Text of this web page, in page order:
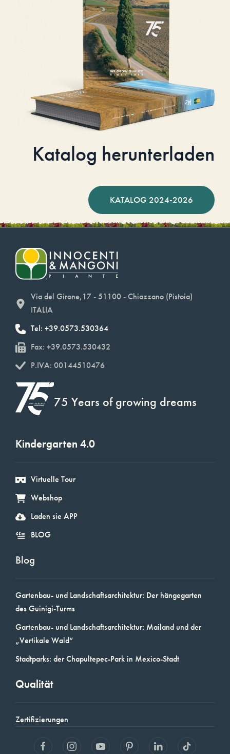
Katalog herunterladen
KATALOG 2024-2026
Via del Girone,17 - 51100 - Chiazzano (Pistoia)
ITALIA
Tel: +39.0573.530364
Fax: +39.0573.530432
P.IVA: 00144510476
75 Years of growing dreams
Kindergarten 4.0
Virtuelle Tour
Webshop
Laden sie APP
BLOG
Blog
Gartenbau- und Landschaftsarchitektur: Der hängegarten
des Guinigi-Turms
Gartenbau- und Landschaftsarchitektur: Mailand und der
„Vertikale Wald“
Stadtparks: der Chapultepec-Park in Mexico-Stadt
Qualität
Zertifizierungen